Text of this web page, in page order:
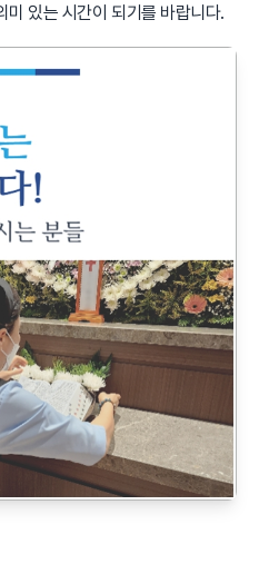
미 있는 시간이 되기를 바랍니다.